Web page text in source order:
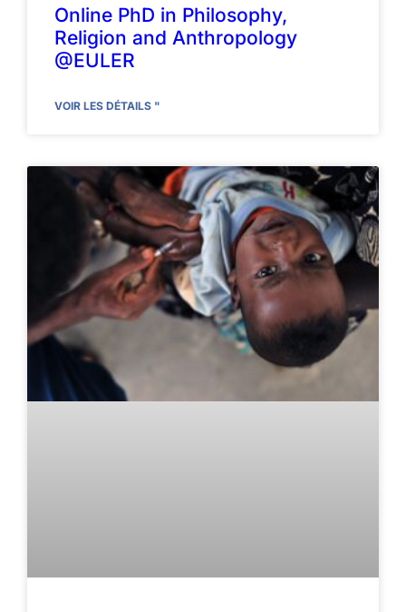
Online PhD in Philosophy,
Religion and Anthropology
@EULER
VOIR LES DÉTAILS "